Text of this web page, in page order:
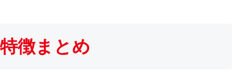
徴まとめ